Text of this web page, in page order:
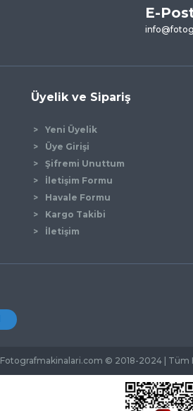
E-
Üyelik ve Sipariş
Yeni Üyelik
Üye Girişi
Şifremi Unuttum
İletişim Formu
Havale Formu
Kargo Takibi
İletişim
Fotografmakinalari.com © 2018-2024 | Tüm